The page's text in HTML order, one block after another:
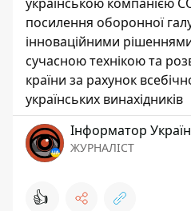
посилення оборонної
інноваційними
сучасною технікою та
країни за рахунок
українських винахідників
Інформатор
ЖУРНАЛІСТ
👍